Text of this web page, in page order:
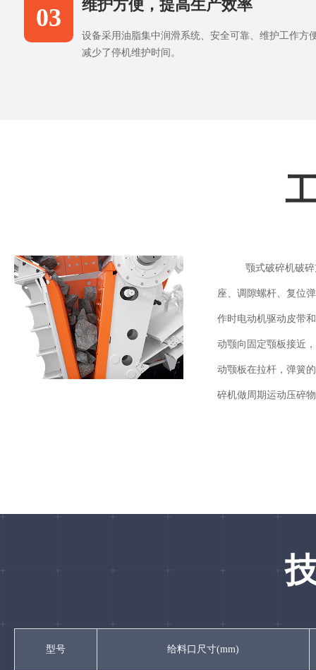
03 维护方便，提高生产效率
设备采用油脂集中润滑系统、安全可靠、维护工作方
减少了停机维护时间。
颚式破碎机破
座、调隙螺杆、复位
作时电动机驱动皮带
动颚向固定颚板接近
动颚板在拉杆，弹簧
碎机做周期运动压碎
型号 给料口尺寸(mm)